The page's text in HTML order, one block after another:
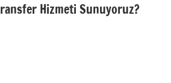
Hizmeti Sunuyoruz?